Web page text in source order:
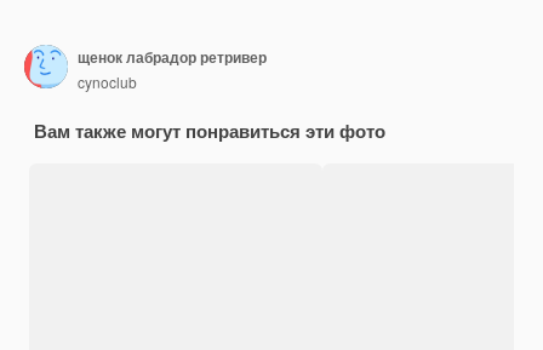
щенок лабрадор ретривер
cynoclub
Вам также могут понравиться эти фото